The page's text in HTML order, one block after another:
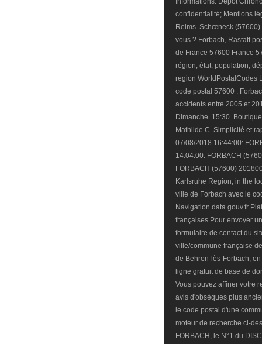
confidentialité; Mentions
Reims. Schœneck
vous ? Forbach, Rastatt
de France 57600 France
région, état, population,
region WorldPostalCodes
code postal 57600 :
accidents entre 2005 et
Dimanche. 15:30.
Mathilde C. Simplicité et
07/08/2018 16:44:00:
14:04:00: FORBACH
FORBACH (57600)
Karlsruhe Region, in the
ville de Forbach avec le
Navigation data.gouv.fr
françaises Pour envoyer
formulaire de contact du
ville/commune française
de Behren-lès-Forbach,
ligne gratuit de base de
Vous pouvez affiner votre
avis d'obsèques plus
le code postal d'une
moteur de recherche ci-
FORBACH, le N°1 du